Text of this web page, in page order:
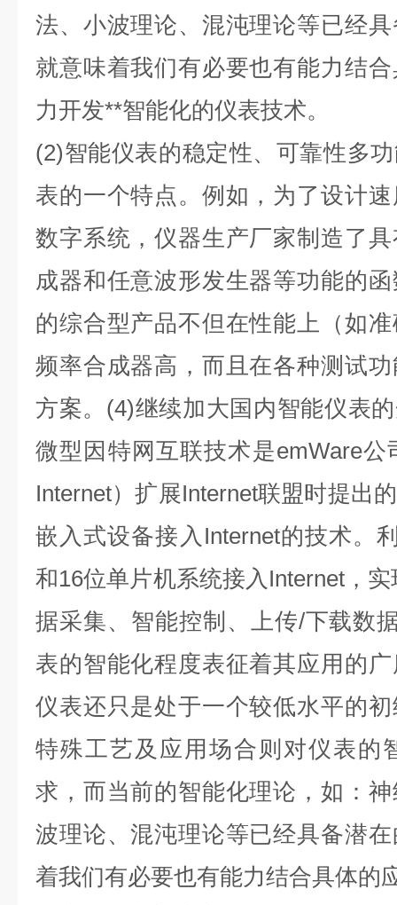
法、小波理论、混沌理论等已经
就意味着我们有必要也有能力结
力开发**智能化的仪表技术。
(2)智能仪表的稳定性、可靠性多
表的一个特点。例如，为了设计
数字系统，仪器生产厂家制造了
成器和任意波形发生器等功能的
的综合型产品不但在性能上（如
频率合成器高，而且在各种测试
方案。(4)继续加大国内智能仪表
微型因特网互联技术是emWare公
Internet）扩展Internet联盟时提出
嵌入式设备接入Internet的技术。
和16位单片机系统接入Internet，
据采集、智能控制、上传/下载数
表的智能化程度表征着其应用的
仪表还只是处于一个较低水平的
特殊工艺及应用场合则对仪表的
求，而当前的智能化理论，如：
波理论、混沌理论等已经具备潜
着我们有必要也有能力结合具体的